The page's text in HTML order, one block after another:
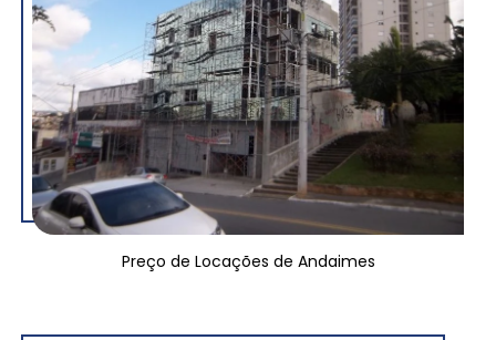
Preço de Locações de Andaimes